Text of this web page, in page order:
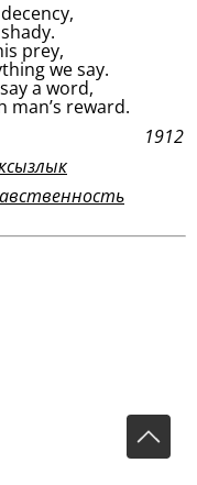
prey,
we say.
a word,
man’s reward.
1912